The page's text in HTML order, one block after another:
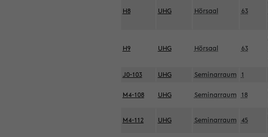
H8 UHG Hörsaal 63
H9 UHG Hörsaal 63
J0-103 UHG Seminarraum 1
M4-108 UHG Seminarraum 18
M4-112 UHG Seminarraum 45